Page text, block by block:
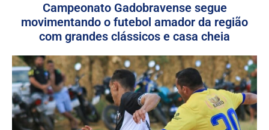
Campeonato Gadobravense segue
movimentando o futebol amador da região
com grandes clássicos e casa cheia